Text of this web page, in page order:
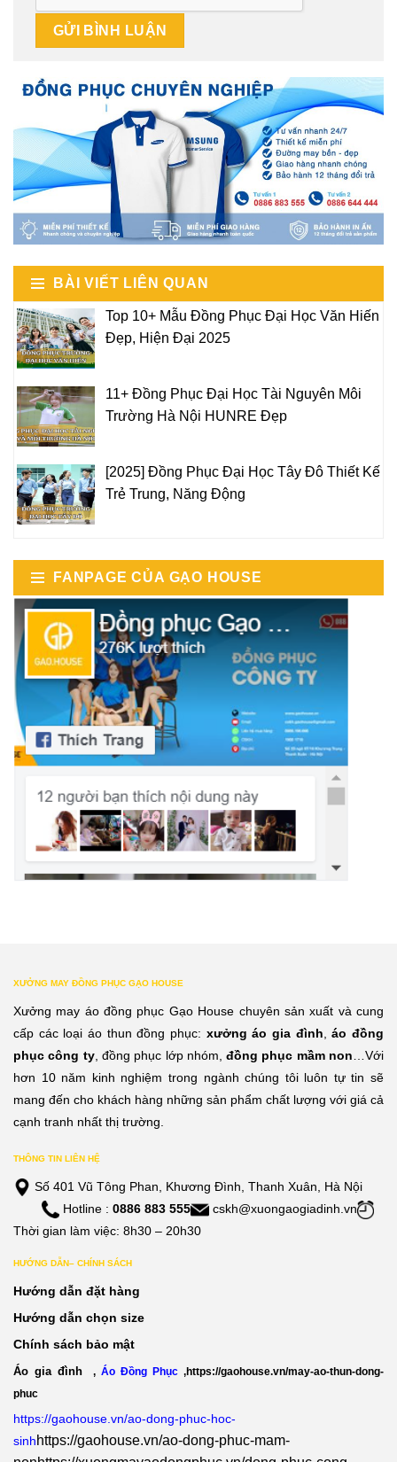
BÀI VIẾT LIÊN QUAN
Top 10+ Mẫu Đồng Phục Đại Học Văn Hiến
Đẹp, Hiện Đại 2025
11+ Đồng Phục Đại Học Tài Nguyên Môi
Trường Hà Nội HUNRE Đẹp
[2025] Đồng Phục Đại Học Tây Đô Thiết Kế
Trẻ Trung, Năng Động
FANPAGE CỦA GẠO HOUSE
XƯỞNG MAY ĐỒNG PHỤC GẠO HOUSE
Xưởng may áo đồng phục Gạo House chuyên sản xuất và cung
cấp các loại áo thun đồng phục: xưởng áo gia đình,áo đồng
phục công ty, đồng phục lớp nhóm,đồng phục mầm non…Với
hơn 10 năm kinh nghiệm trong ngành chúng tôi luôn tự tin sẽ
mang đến cho khách hàng những sản phẩm chất lượng với giá cả
cạnh tranh nhất thị trường.
THÔNG TIN LIÊN HỆ
Số 401 Vũ Tông Phan, Khương Đình, Thanh Xuân, Hà Nội
Hotline : 0886 883 555
cskh@xuongaogiadinh.vn
Thời gian làm việc: 8h30 – 20h30
HƯỚNG DẪN– CHÍNH SÁCH
Hướng dẫn đặt hàng
Hướng dẫn chọn size
Chính sách bảo mật
Áo gia đình , Áo Đồng Phục ,https://gaohouse.vn/may-ao-thun-dong-
phuc
https://gaohouse.vn/ao-dong-phuc-hoc-
sinhhttps://gaohouse.vn/ao-dong-phuc-mam-